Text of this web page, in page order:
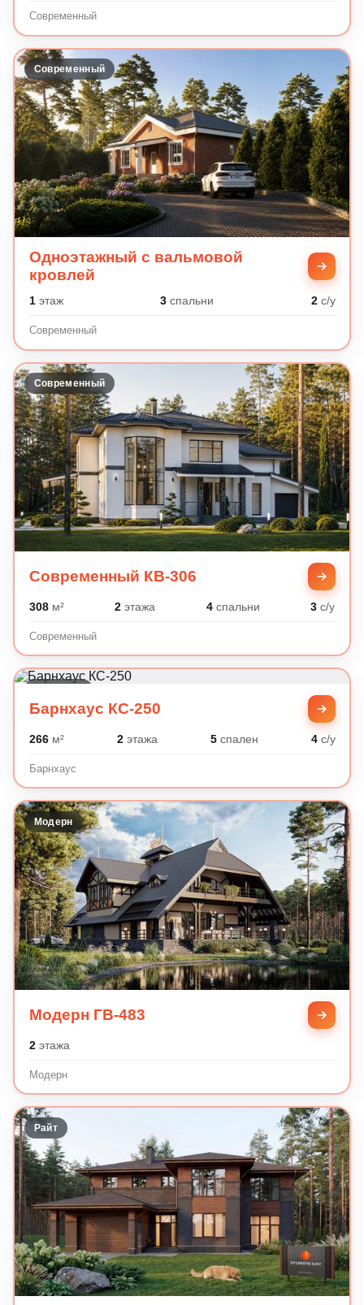
Современный
Современный
Одноэтажный с вальмовой
кровлей
1этаж 3 спальни 2с/у
Современный
Современный
Современный КВ-306
308м² 2 этажа 4спальни 3 с/у
Современный
Барнхаус КС-250
266м² 2этажа 5спален 4с/у
Барнхаус
Модерн
Модерн ГВ-483
2этажа
Модерн
Райт